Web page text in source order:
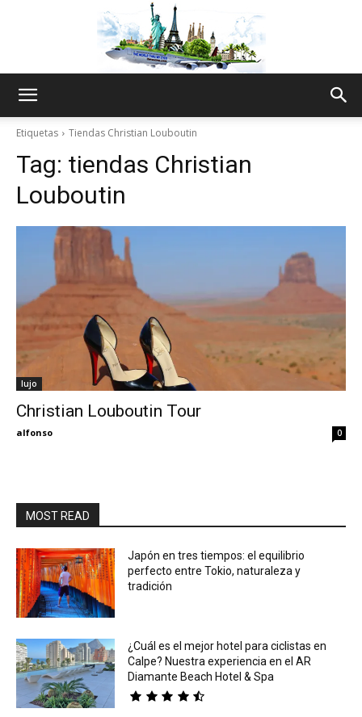
Etiquetas Tiendas Christian Louboutin
Tag: tiendas Christian
Louboutin
lujo
Christian Louboutin Tour
alfonso 0
MOST READ
Japón en tres tiempos: el equilibrio
perfecto entre Tokio, naturaleza y
tradición
¿Cuál es el mejor hotel para ciclistas en
Calpe? Nuestra experiencia en el AR
Diamante Beach Hotel & Spa